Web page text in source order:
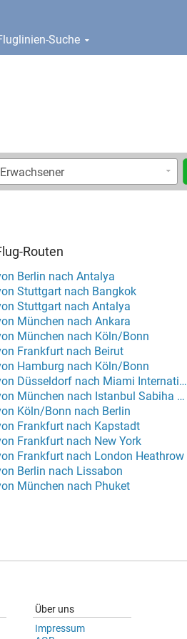
Suche
Routen
Berlin nach Antalya
Stuttgart nach Bangkok
Stuttgart nach Antalya
München nach Ankara
München nach Köln/Bonn
Frankfurt nach Beirut
Hamburg nach Köln/Bonn
Flug von Düsseldorf nach Miami International
Flug von München nach Istanbul Sabiha Gökcen
Köln/Bonn nach Berlin
Frankfurt nach Kapstadt
Frankfurt nach New York
Frankfurt nach London Heathrow
Berlin nach Lissabon
München nach Phuket
Über uns
Impressum